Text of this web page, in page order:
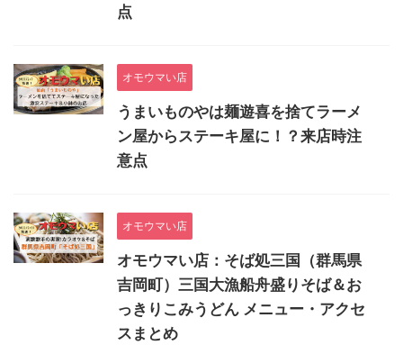
点
オモウマい店
うまいものやは麺遊喜を捨てラーメ
ン屋からステーキ屋に！？来店時注
意点
オモウマい店
オモウマい店：そば処三国（群馬県
吉岡町）三国大漁船舟盛りそば＆お
っきりこみうどん メニュー・アクセ
スまとめ